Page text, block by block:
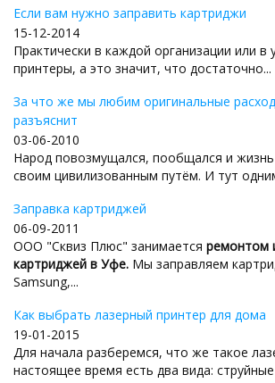
Если вам нужно заправить картриджи
15-12-2014
Практически в каждой организации или в
принтеры, а это значит, что достаточно...
За что же мы любим оригинальные
разъяснит
03-06-2010
Народ повозмущался, пообщался и
своим цивилизованным путём. И тут
Заправка картриджей
06-09-2011
ООО "Сквиз Плюс" занимается ремонтом
картриджей в Уфе. Мы заправляем
Samsung,...
Как выбрать лазерный принтер для дома
19-01-2015
Для начала разберемся, что же такое
настоящее время есть два вида: струйные